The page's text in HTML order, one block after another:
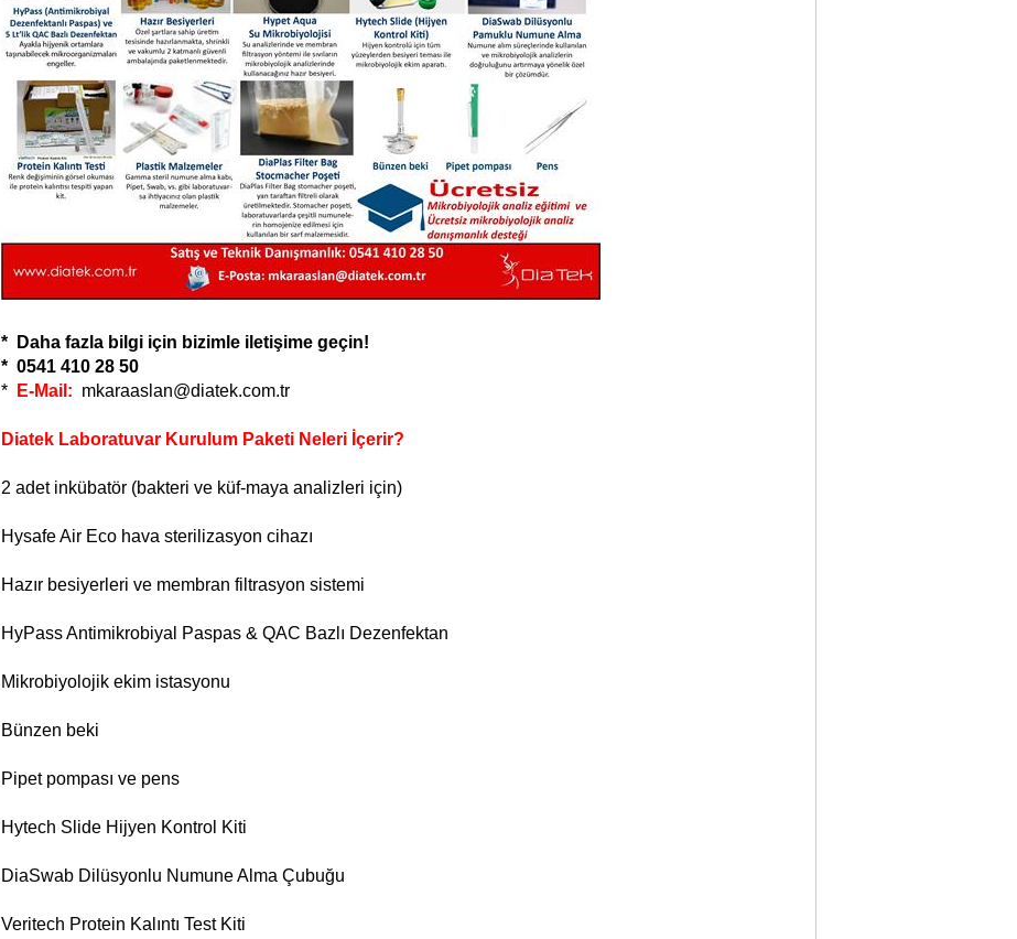
* Daha fazla bilgi için bizimle iletişime geçin!
* 0541 410 28 50
*
E-Mail: mkaraaslan@diatek.com.tr
Diatek Laboratuvar Kurulum Paketi Neleri İçerir?
2 adet inkübatör (bakteri ve küf-maya analizleri için)
Hysafe Air Eco hava sterilizasyon cihazı
Hazır besiyerleri ve membran filtrasyon sistemi
HyPass Antimikrobiyal Paspas & QAC Bazlı Dezenfektan
Mikrobiyolojik ekim istasyonu
Bünzen beki
Pipet pompası ve pens
Hytech Slide Hijyen Kontrol Kiti
DiaSwab Dilüsyonlu Numune Alma Çubuğu
Veritech Protein Kalıntı Test Kiti